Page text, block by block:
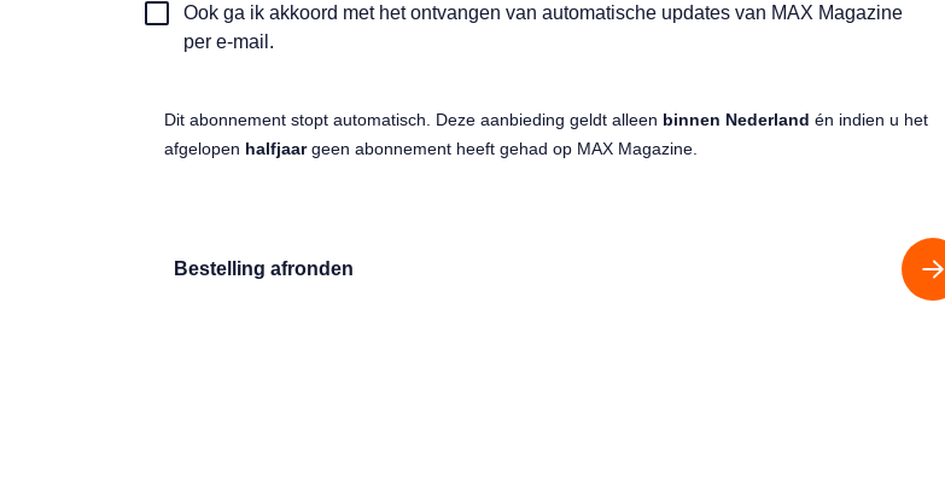
Automatische
updates
Ook ga ik akkoord met het ontvangen van automatische updates van MAX Magazine
per e-mail.
Dit abonnement stopt automatisch. Deze aanbieding geldt alleen binnen Nederland én indien u het
afgelopen halfjaargeen abonnement heeft gehad op MAX Magazine.
Bestelling afronden